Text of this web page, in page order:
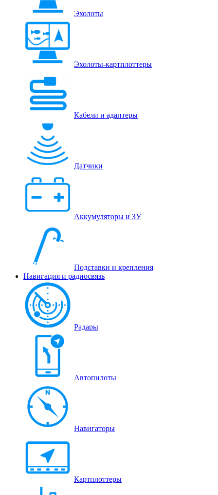
Эхолоты
Эхолоты-картплоттеры
Кабели и адаптеры
Датчики
Аккумуляторы и ЗУ
Подставки и крепления
Навигация и радиосвязь
Радары
Автопилоты
Навигаторы
Картплоттеры